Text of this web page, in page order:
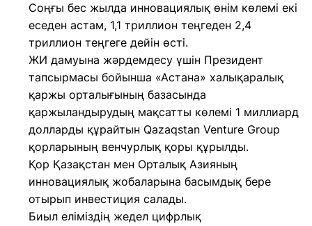
Соңғы бес жылда инновациялық өнім көлемі екі
еседен астам, 1,1 триллион теңгеден 2,4
триллион теңгеге дейін өсті.
ЖИ дамуына жәрдемдесу үшін Президент
тапсырмасы бойынша «Астана» халықаралық
қаржы орталығының базасында
қаржыландырудың мақсатты көлемі 1 миллиард
долларды құрайтын Qazaqstan Venture Group
қорларының венчурлық қоры құрылды.
Қор Қазақстан мен Орталық Азияның
инновациялық жобаларына басымдық бере
отырып инвестиция салады.
Биыл еліміздің жедел цифрлық